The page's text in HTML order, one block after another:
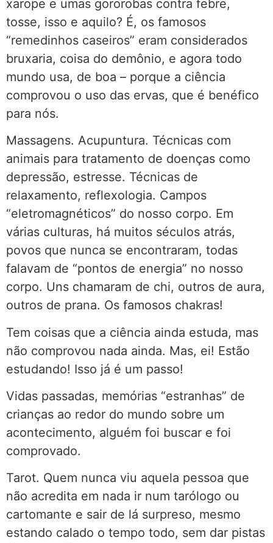
xarope e umas gororobas contra febre,
tosse, isso e aquilo? É, os famosos
“remedinhos caseiros” eram considerados
bruxaria, coisa do demônio, e agora todo
mundo usa, de boa – porque a ciência
comprovou o uso das ervas, que é benéfico
para nós.
Massagens. Acupuntura. Técnicas com
animais para tratamento de doenças como
depressão, estresse. Técnicas de
relaxamento, reflexologia. Campos
“eletromagnéticos” do nosso corpo. Em
várias culturas, há muitos séculos atrás,
povos que nunca se encontraram, todas
falavam de “pontos de energia” no nosso
corpo. Uns chamaram de chi, outros de aura,
outros de prana. Os famosos chakras!
Tem coisas que a ciência ainda estuda, mas
não comprovou nada ainda. Mas, ei! Estão
estudando! Isso já é um passo!
Vidas passadas, memórias “estranhas” de
crianças ao redor do mundo sobre um
acontecimento, alguém foi buscar e foi
comprovado.
Tarot. Quem nunca viu aquela pessoa que
não acredita em nada ir num tarólogo ou
cartomante e sair de lá surpreso, mesmo
estando calado o tempo todo, sem dar pistas